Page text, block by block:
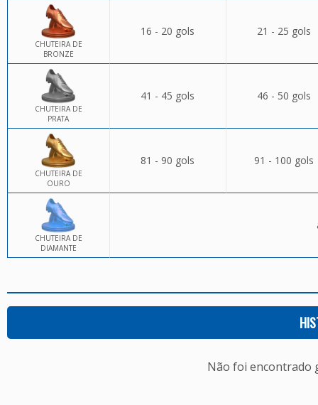
CHUTEIRA DE
BRONZE
16 - 20 gols 21 - 25 gols
CHUTEIRA DE
PRATA
41 - 45 gols 46 - 50 gols
CHUTEIRA DE
OURO
81 - 90 gols 91 - 100 gols
CHUTEIRA DE
DIAMANTE
Não foi encontrado